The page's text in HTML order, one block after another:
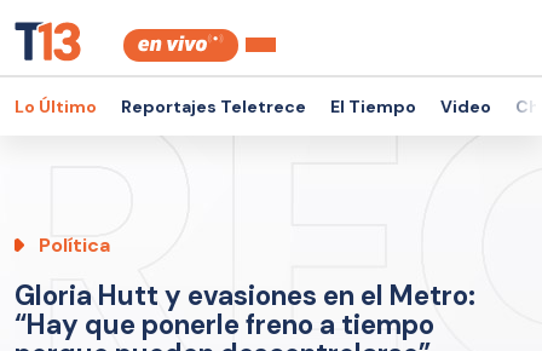
Lo Último Reportajes Teletrece El Tiempo Video
Política
Gloria Hutt y evasiones en el Metro:
“Hay que ponerle freno a tiempo